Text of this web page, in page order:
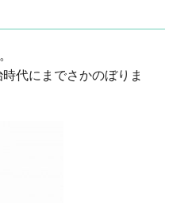
代にまでさかのぼりま